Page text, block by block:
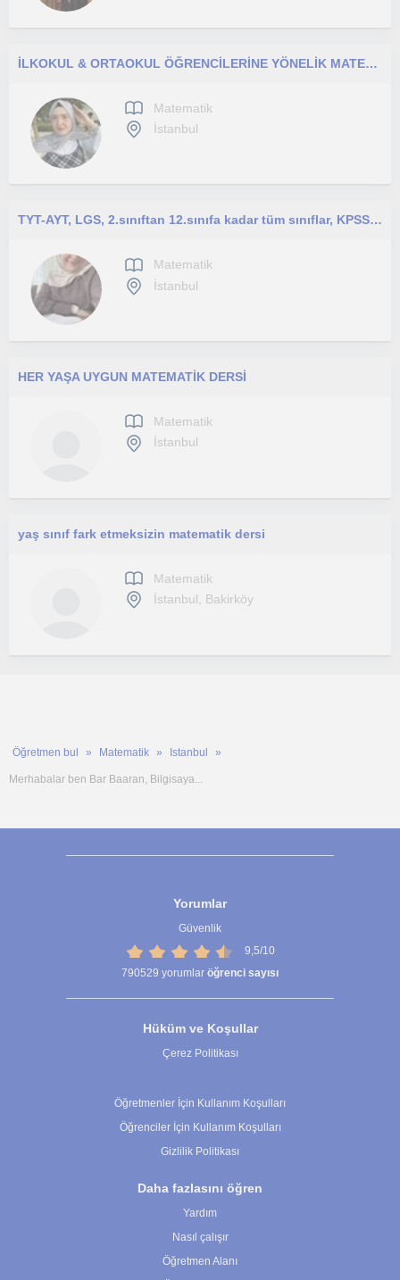
İLKOKUL & ORTAOKUL ÖĞRENCİLERİNE YÖNELİK MATEMATİK ÖZEL DERS
Matematik
İstanbul
TYT-AYT, LGS, 2.sınıftan 12.sınıfa kadar tüm sınıflar, KPSS, DGS her sınav grubu ve yaşa uygun Matematik/Geometri özel ders
Matematik
İstanbul
HER YAŞA UYGUN MATEMATİK DERSİ
Matematik
İstanbul
yaş sınıf fark etmeksizin matematik dersi
Matematik
İstanbul, Bakirköy
Öğretmen bul Matematik Istanbul
Merhabalar ben Bar Baaran, Bilgisaya...
Yorumlar
Güvenlik
9,5/10
790529 yorumlar öğrenci sayısı
Hüküm ve Koşullar
Çerez Politikası
Öğretmenler İçin Kullanım Koşulları
Öğrenciler İçin Kullanım Koşulları
Gizlilik Politikası
Daha fazlasını öğren
Yardım
Nasıl çalışır
Öğretmen Alanı